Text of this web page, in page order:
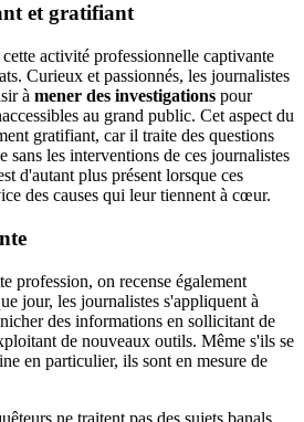
et gratifiant
activité professionnelle captivante
Curieux et passionnés, les journalistes
à mener des investigations pour
au grand public. Cet aspect du
gratifiant, car il traite des questions
sans les interventions de ces journalistes
d'autant plus présent lorsque ces
des causes qui leur tiennent à cœur.
profession, on recense également
jour, les journalistes s'appliquent à
des informations en sollicitant de
de nouveaux outils. Même s'ils se
en particulier, ils sont en mesure de
ne traitent pas des sujets banals,